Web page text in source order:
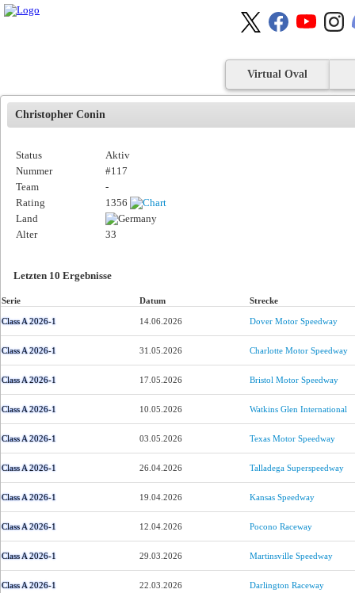
Virtual Oval
Christopher Conin
Status
Aktiv
Nummer
#117
Team
-
Rating
1356
Land
Alter
33
Letzten 10 Ergebnisse
Serie Datum Strecke
Class A 2026-1 14.06.2026 Dover Motor Speedway
Class A 2026-1 31.05.2026 Charlotte Motor Speedway
Class A 2026-1 17.05.2026 Bristol Motor Speedway
Class A 2026-1 10.05.2026 Watkins Glen International
Class A 2026-1 03.05.2026 Texas Motor Speedway
Class A 2026-1 26.04.2026 Talladega Superspeedway
Class A 2026-1 19.04.2026 Kansas Speedway
Class A 2026-1 12.04.2026 Pocono Raceway
Class A 2026-1 29.03.2026 Martinsville Speedway
Class A 2026-1 22.03.2026 Darlington Raceway